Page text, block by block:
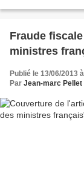
Fraude
ministres
Publié le 13/06/2013
Par Jean-marc Pellet